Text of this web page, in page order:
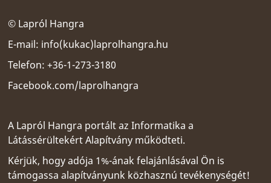
© Lapról Hangra
E-mail: info(kukac)laprolhangra.hu
Telefon: +36-1-273-3180
Facebook.com/laprolhangra
A Lapról Hangra portált azInformatika a
Látássérültekért Alapítvány működteti.
Kérjük, hogy adója 1%-ának felajánlásával Ön is
támogassa alapítványunk közhasznú tevékenységét!